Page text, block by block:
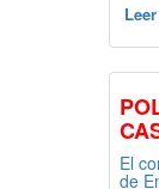
El
de